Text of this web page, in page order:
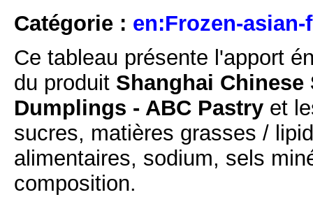
Catégorie : en:Frozen-
Ce tableau présente l'apport
du produit Shanghai
Dumplings - ABC Pastry et
sucres, matières grasses /
alimentaires, sodium, sels
composition.